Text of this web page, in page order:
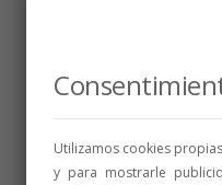
Utilizamos cookies
y para mostrarle